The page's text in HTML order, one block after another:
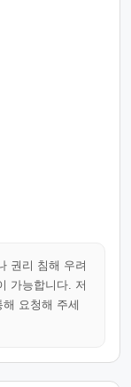
권리 침해 우려
가능합니다. 저
요청해 주세